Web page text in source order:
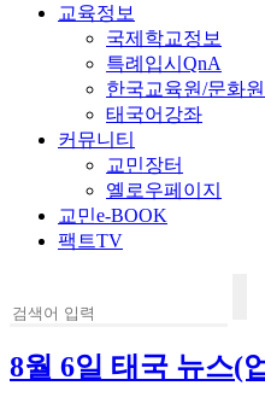
교육정보
국제학교정보
특례입시QnA
한국교육원/문화원
태국어강좌
커뮤니티
교민장터
옐로우페이지
교민e-BOOK
팩트TV
8월 6일 태국 뉴스(